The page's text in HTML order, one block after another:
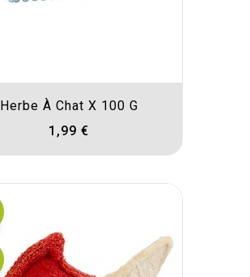
Herbe À Chat X 100 G
1,99 €